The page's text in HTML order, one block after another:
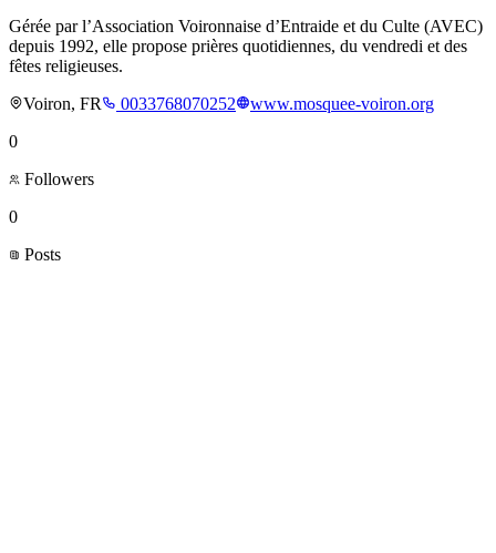
Gérée par l’Association Voironnaise d’Entraide et du Culte (AVEC)
depuis 1992, elle propose prières quotidiennes, du vendredi et des
fêtes religieuses.
Voiron, FR
0033768070252
www.mosquee-voiron.org
0
Followers
0
Posts